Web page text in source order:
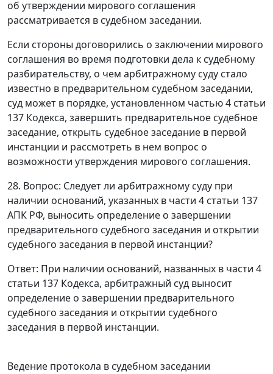
об утверждении мирового соглашения
рассматривается в судебном заседании.
Если стороны договорились о заключении мирового
соглашения во время подготовки дела к судебному
разбирательству, о чем арбитражному суду стало
известно в предварительном судебном заседании,
суд может в порядке, установленном частью 4 статьи
137 Кодекса, завершить предварительное судебное
заседание, открыть судебное заседание в первой
инстанции и рассмотреть в нем вопрос о
возможности утверждения мирового соглашения.
28. Вопрос: Следует ли арбитражному суду при
наличии оснований, указанных в части 4 статьи 137
АПК РФ, выносить определение о завершении
предварительного судебного заседания и открытии
судебного заседания в первой инстанции?
Ответ: При наличии оснований, названных в части 4
статьи 137 Кодекса, арбитражный суд выносит
определение о завершении предварительного
судебного заседания и открытии судебного
заседания в первой инстанции.
Ведение протокола в судебном заседании